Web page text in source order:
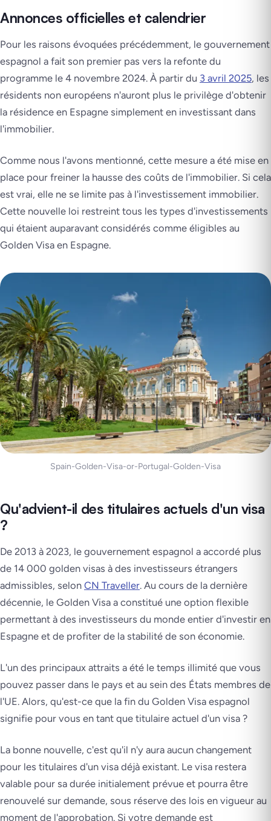
Annonces officielles et calendrier
Pour les raisons évoquées précédemment, le gouvernement
espagnol a fait son premier pas vers la refonte du
programme le 4 novembre 2024. À partir du 3 avril 2025, les
résidents non européens n'auront plus le privilège d'obtenir
la résidence en Espagne simplement en investissant dans
l'immobilier.
Comme nous l'avons mentionné, cette mesure a été mise en
place pour freiner la hausse des coûts de l'immobilier. Si cela
est vrai, elle ne se limite pas à l'investissement immobilier.
Cette nouvelle loi restreint tous les types d'investissements
qui étaient auparavant considérés comme éligibles au
Golden Visa en Espagne.
Spain-Golden-Visa-or-Portugal-Golden-Visa
Qu'advient-il des titulaires actuels d'un visa
?
De 2013 à 2023, le gouvernement espagnol a accordé plus
de 14 000 golden visas à des investisseurs étrangers
admissibles, selon CN Traveller. Au cours de la dernière
décennie, le Golden Visa a constitué une option flexible
permettant à des investisseurs du monde entier d'investir en
Espagne et de profiter de la stabilité de son économie.
L'un des principaux attraits a été le temps illimité que vous
pouvez passer dans le pays et au sein des États membres de
l'UE. Alors, qu'est-ce que la fin du Golden Visa espagnol
signifie pour vous en tant que titulaire actuel d'un visa ?
La bonne nouvelle, c'est qu'il n'y aura aucun changement
pour les titulaires d'un visa déjà existant. Le visa restera
valable pour sa durée initialement prévue et pourra être
renouvelé sur demande, sous réserve des lois en vigueur au
moment de l'approbation. Si votre demande est